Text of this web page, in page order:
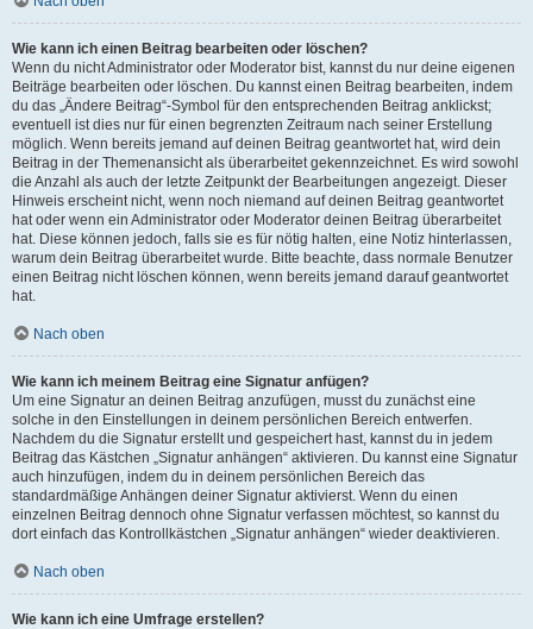
Wie kann ich einen Beitrag bearbeiten oder löschen?
Wenn du nicht Administrator oder Moderator bist, kannst du nur deine eigenen
Beiträge bearbeiten oder löschen. Du kannst einen Beitrag bearbeiten, indem
du das „Ändere Beitrag“-Symbol für den entsprechenden Beitrag anklickst;
eventuell ist dies nur für einen begrenzten Zeitraum nach seiner Erstellung
möglich. Wenn bereits jemand auf deinen Beitrag geantwortet hat, wird dein
Beitrag in der Themenansicht als überarbeitet gekennzeichnet. Es wird sowohl
die Anzahl als auch der letzte Zeitpunkt der Bearbeitungen angezeigt. Dieser
Hinweis erscheint nicht, wenn noch niemand auf deinen Beitrag geantwortet
hat oder wenn ein Administrator oder Moderator deinen Beitrag überarbeitet
hat. Diese können jedoch, falls sie es für nötig halten, eine Notiz hinterlassen,
warum dein Beitrag überarbeitet wurde. Bitte beachte, dass normale Benutzer
einen Beitrag nicht löschen können, wenn bereits jemand darauf geantwortet
hat.
Nach oben
Wie kann ich meinem Beitrag eine Signatur anfügen?
Um eine Signatur an deinen Beitrag anzufügen, musst du zunächst eine
solche in den Einstellungen in deinem persönlichen Bereich entwerfen.
Nachdem du die Signatur erstellt und gespeichert hast, kannst du in jedem
Beitrag das Kästchen „Signatur anhängen“ aktivieren. Du kannst eine Signatur
auch hinzufügen, indem du in deinem persönlichen Bereich das
standardmäßige Anhängen deiner Signatur aktivierst. Wenn du einen
einzelnen Beitrag dennoch ohne Signatur verfassen möchtest, so kannst du
dort einfach das Kontrollkästchen „Signatur anhängen“ wieder deaktivieren.
Nach oben
Wie kann ich eine Umfrage erstellen?